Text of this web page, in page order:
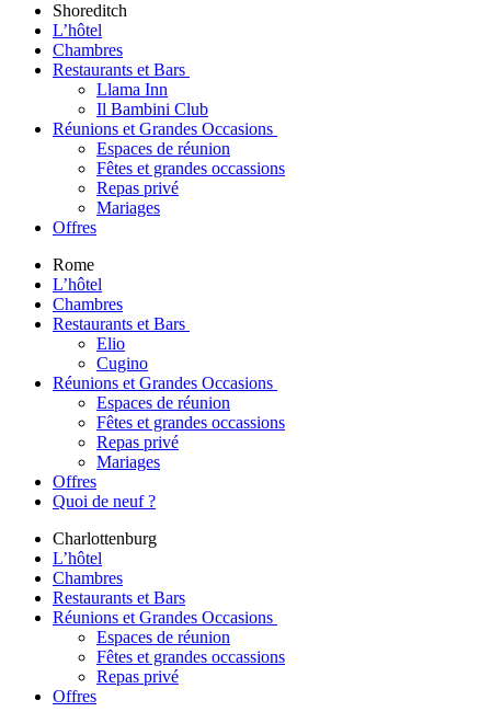
Shoreditch
L’hôtel
Chambres
Restaurants et Bars
Llama Inn
Il Bambini Club
Réunions et Grandes Occasions
Espaces de réunion
Fêtes et grandes occassions
Repas privé
Mariages
Offres
Rome
L’hôtel
Chambres
Restaurants et Bars
Elio
Cugino
Réunions et Grandes Occasions
Espaces de réunion
Fêtes et grandes occassions
Repas privé
Mariages
Offres
Quoi de neuf ?
Charlottenburg
L’hôtel
Chambres
Restaurants et Bars
Réunions et Grandes Occasions
Espaces de réunion
Fêtes et grandes occassions
Repas privé
Offres